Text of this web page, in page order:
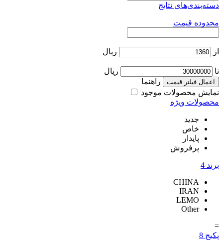
دسته‌بندی‌های نتایج
محدوده قیمت
از ریال
تا ریال
اعمال فیلتر قیمت
راهنما
نمایش محصولات موجود
محصولات ویژه
جدید
خاص
پایدار
پرفروش
برند 4
CHINA
IRAN
LEMO
Other
=
پکیج 8